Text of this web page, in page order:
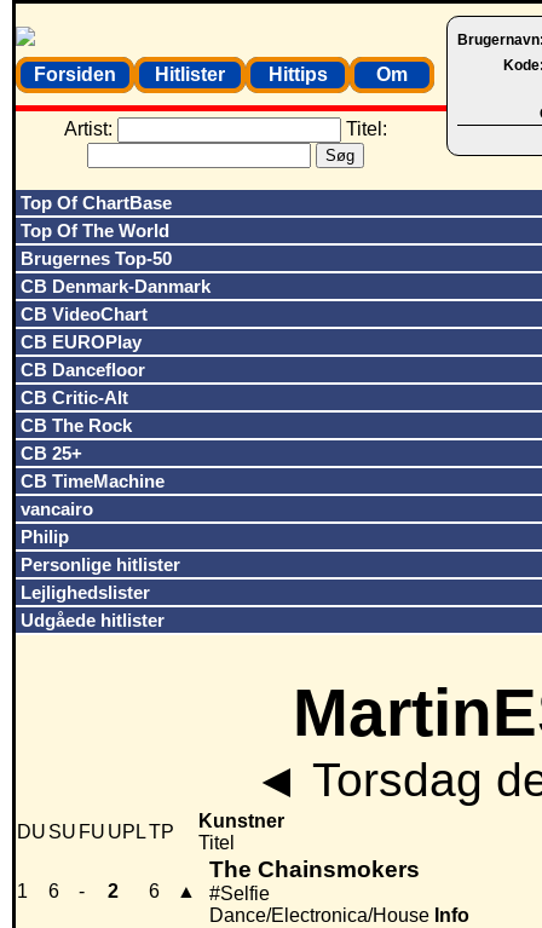
Forsiden Hitlister Hittips Om
Artist: Titel:
Top Of ChartBase
Top Of The World
Brugernes Top-50
CB Denmark-Danmark
CB VideoChart
CB EUROPlay
CB Dancefloor
CB Critic-Alt
CB The Rock
CB 25+
CB TimeMachine
vancairo
Philip
Personlige hitlister
Lejlighedslister
Udgåede hitlister
◄ Torsdag
DU SU FU UPLTP
Kunstner
Titel
1 6 - 2 6 ▲
The Chainsmokers
#Selfie
Dance/Electronica/House Info